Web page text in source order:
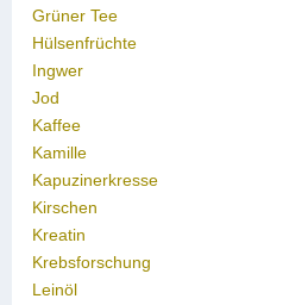
Grüner Tee
Hülsenfrüchte
Ingwer
Jod
Kaffee
Kamille
Kapuzinerkresse
Kirschen
Kreatin
Krebsforschung
Leinöl